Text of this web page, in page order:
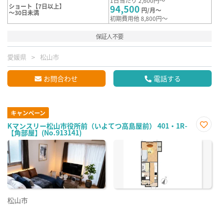
ショート【7日以上】
～30日未満 94,500 円/月～
初期費用他 8,800円～
保証人不要
愛媛県 松山市
お問合わせ 電話する
キャンペーン
Kマンスリー松山市役所前（いよてつ高島屋前） 401・1R-
【角部屋】(No.913141)
に入
松山市